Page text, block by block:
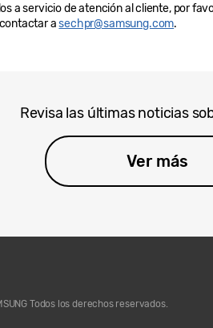
a servicio de atención al cliente, por
contactar asechpr@samsung.com.
Revisa las últimas noticias
Ver más
Todos los derechos reservados.